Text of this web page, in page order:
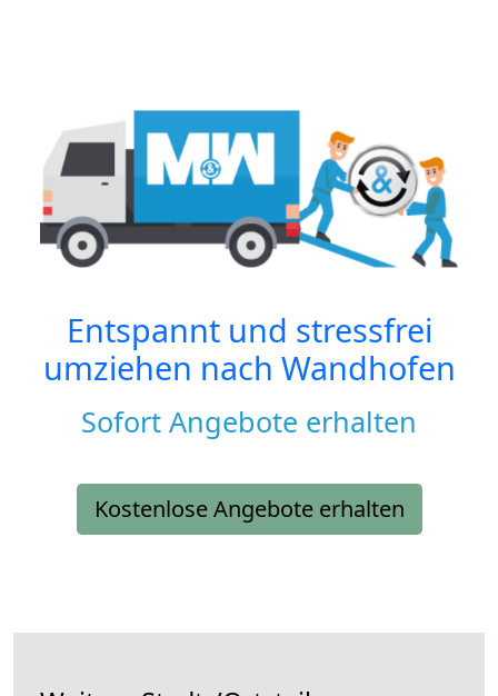
Entspannt und stressfrei
umziehen nach Wandhofen
Sofort Angebote erhalten
Kostenlose Angebote erhalten